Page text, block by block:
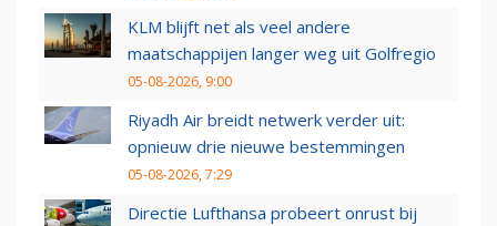
KLM blijft net als veel andere
maatschappijen langer weg uit Golfregio
05-08-2026, 9:00
Riyadh Air breidt netwerk verder uit:
opnieuw drie nieuwe bestemmingen
05-08-2026, 7:29
Directie Lufthansa probeert onrust bij